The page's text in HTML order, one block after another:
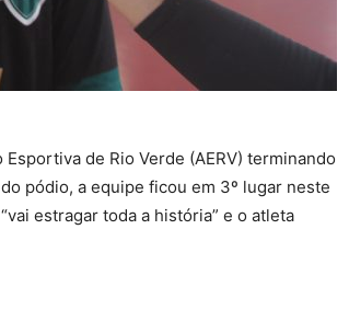
de Rio Verde (AERV) terminando
pódio, a equipe ficou em 3º lugar neste
estragar toda a história” e o atleta